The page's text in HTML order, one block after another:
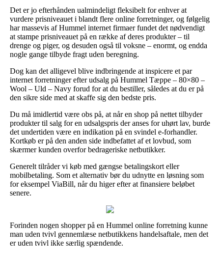
Det er jo efterhånden ualmindeligt fleksibelt for enhver at
vurdere prisniveauet i blandt flere online forretninger, og følgelig
har massevis af Hummel internet firmaer fundet det nødvendigt
at stampe prisniveauet på en række af deres produkter – til
drenge og piger, og desuden også til voksne – enormt, og endda
nogle gange tilbyde fragt uden beregning.
Dog kan det alligevel blive indbringende at inspicere et par
internet forretninger efter udsalg på Hummel Tæppe – 80×80 –
Wool – Uld – Navy forud for at du bestiller, således at du er på
den sikre side med at skaffe sig den bedste pris.
Du må imidlertid være obs på, at når en shop på nettet tilbyder
produkter til salg for en udsalgspris der anses for uhørt lav, burde
det undertiden være en indikation på en svindel e-forhandler.
Kortkøb er på den anden side indbefattet af et lovbud, som
skærmer kunden overfor bedrageriske netbutikker.
Generelt tilråder vi køb med gængse betalingskort eller
mobilbetaling. Som et alternativ bør du udnytte en løsning som
for eksempel ViaBill, når du higer efter at finansiere beløbet
senere.
Forinden nogen shopper på en Hummel online forretning kunne
man uden tvivl gennemlæse netbutikkens handelsaftale, men det
er uden tvivl ikke særlig spændende.